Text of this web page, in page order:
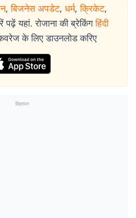
, बिजनेस अपडेट, धर्म, क्रिकेट,
पढ़ें यहां. रोजाना की ब्रेकिंग हिंदी
के लिए डाउनलोड करिए
विज्ञापन